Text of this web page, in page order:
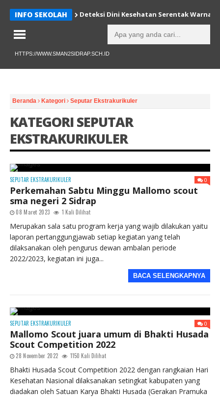
INFO SEKOLAH Deteksi Dini Kesehatan Serentak Warnai
HTTPS://WWW.SMAN2SIDRAP.SCH.ID
Beranda Kategori Seputar Ekstrakurikuler
KATEGORI SEPUTAR
EKSTRAKURIKULER
SEPUTAR EKSTRAKURIKULER 0
Perkemahan Sabtu Minggu Mallomo scout
sma negeri 2 Sidrap
08 Maret 2023 1 Kali Dilihat
Merupakan sala satu program kerja yang wajib dilakukan yaitu
laporan pertanggungjawab setiap kegiatan yang telah
dilaksanakan oleh pengurus dewan ambalan periode
2022/2023, kegiatan ini juga...
BACA SELENGKAPNYA
SEPUTAR EKSTRAKURIKULER 0
Mallomo Scout juara umum di Bhakti Husada
Scout Competition 2022
28 November 2022 1150 Kali Dilihat
Bhakti Husada Scout Competition 2022 dengan rangkaian Hari
Kesehatan Nasional dilaksanakan setingkat kabupaten yang
diadakan oleh Satuan Karya Bhakti Husada (Gerakan Pramuka